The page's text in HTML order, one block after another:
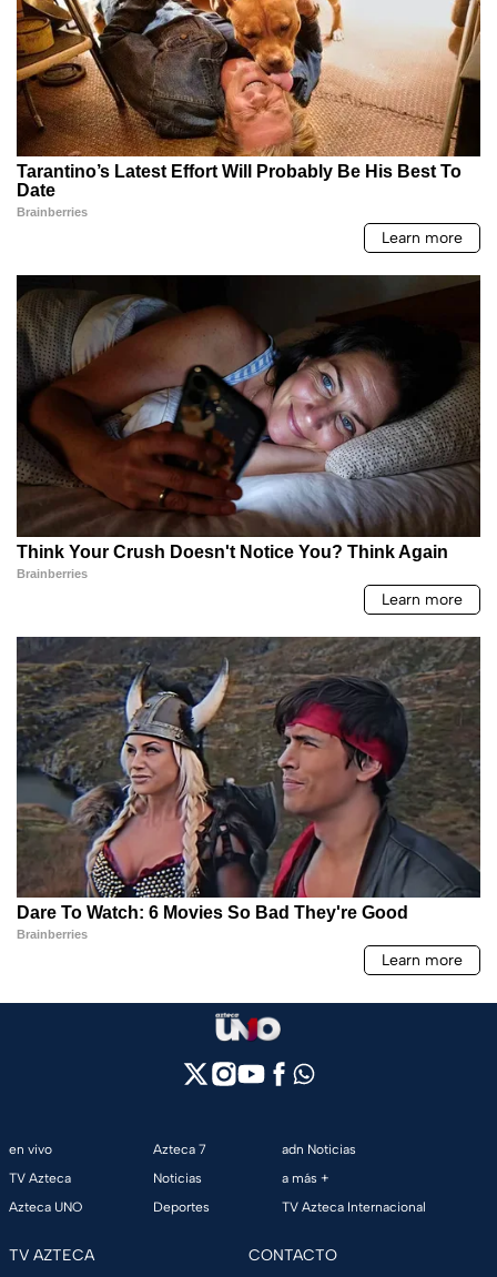
en vivo
TV Azteca
Azteca UNO
Azteca 7
Noticias
Deportes
adn Noticias
a más +
TV Azteca Internacional
TV AZTECA CONTACTO